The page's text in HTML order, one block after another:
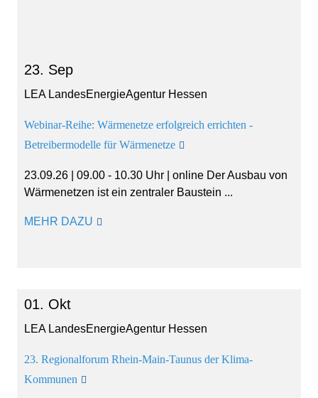
23. Sep
LEA LandesEnergieAgentur Hessen
Webinar-Reihe: Wärmenetze erfolgreich errichten -
Betreibermodelle für Wärmenetze
23.09.26 | 09.00 - 10.30 Uhr | online Der Ausbau von
Wärmenetzen ist ein zentraler Baustein ...
MEHR DAZU
01. Okt
LEA LandesEnergieAgentur Hessen
23. Regionalforum Rhein-Main-Taunus der Klima-
Kommunen